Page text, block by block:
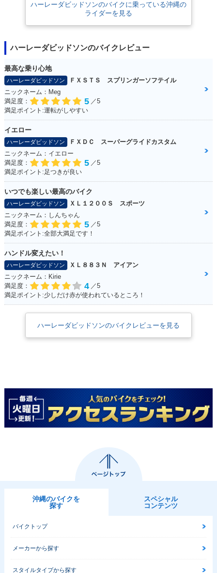
ハーレーダビッドソンのバイクに乗っている沖縄の
ライダーを見る
ハーレーダビッドソンのバイクレビュー
最高な乗り心地
ハーレーダビッドソン
ＦＸＳＴＳ スプリンガーソフテイル
ニックネーム：Meg
満足度：
5 ／5
満足ポイント:運転がしやすい
イエロー
ハーレーダビッドソン
ＦＸＤＣ スーパーグライドカスタム
ニックネーム：イエロー
満足度：
5 ／5
満足ポイント:足つきが良い
いつでも楽しい最高のバイク
ハーレーダビッドソン
ＸＬ１２００Ｓ スポーツ
ニックネーム：しんちゃん
満足度：
5 ／5
満足ポイント:全部大満足です！
ハンドル変えたい！
ハーレーダビッドソン
ＸＬ８８３Ｎ アイアン
ニックネーム：Kirie
満足度：
4 ／5
満足ポイント:少しだけ赤が使われているところ！
ハーレーダビッドソンのバイクレビューを見る
沖縄のバイクを
探す
スペシャル
コンテンツ
バイクトップ
メーカーから探す
スタイルタイプから探す